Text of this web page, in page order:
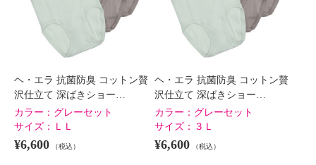
ヘ・エラ 抗菌防臭 コットン贅
沢仕立て 深ばきショー…
カラー： グレーセット
サイズ：
ＬＬ
¥6,600 （税込）
ヘ・エラ 抗菌防臭 コットン贅
沢仕立て 深ばきショー…
カラー： グレーセット
サイズ： ３Ｌ
¥6,600 （税込）